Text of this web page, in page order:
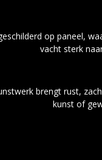
op paneel,
vacht sterk
brengt rust,
kunst of